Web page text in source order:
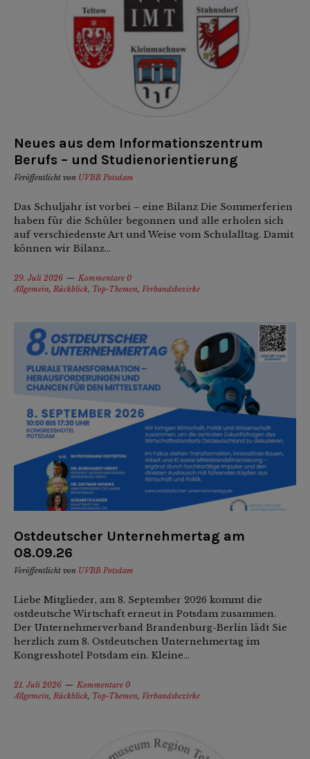
Neues aus dem Informationszentrum
Berufs – und Studienorientierung
Veröffentlicht von UVBB Potsdam
Das Schuljahr ist vorbei – eine Bilanz Die Sommerferien
haben für die Schüler begonnen und alle erholen sich
auf verschiedenste Art und Weise vom Schulalltag. Damit
können wir Bilanz...
29. Juli 2026
Kommentare 0
Allgemein, Rückblick, Top-Themen, Verbandsbezirke
Ostdeutscher Unternehmertag am
08.09.26
Veröffentlicht von UVBB Potsdam
Liebe Mitglieder, am 8. September 2026 kommt die
ostdeutsche Wirtschaft erneut in Potsdam zusammen.
Der Unternehmerverband Brandenburg-Berlin lädt Sie
herzlich zum 8. Ostdeutschen Unternehmertag im
Kongresshotel Potsdam ein. Kleine...
21. Juli 2026
Kommentare 0
Allgemein, Rückblick, Top-Themen, Verbandsbezirke